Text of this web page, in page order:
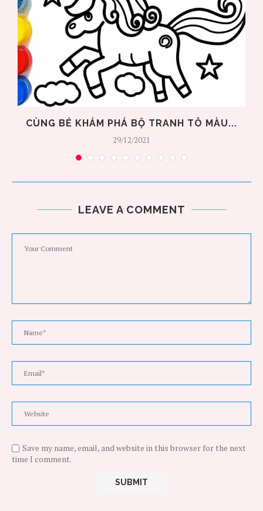
CÙNG BÉ KHÁM PHÁ BỘ TRANH TÔ MÀU...
29/12/2021
LEAVE A COMMENT
Save my name, email, and website in this browser for the next
time I comment.